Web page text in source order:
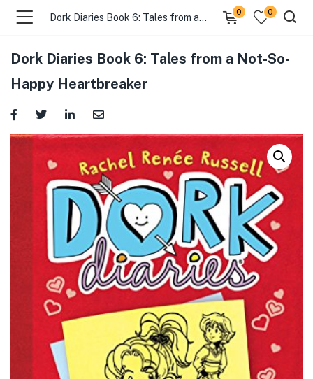
Dork Diaries Book 6: Tales from a Not-So-Happy Heartbreaker
0 0
Dork Diaries Book 6: Tales from a Not-So-
Happy Heartbreaker